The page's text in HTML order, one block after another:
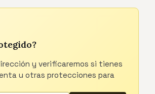
y verificaremos si tienes
u otras protecciones para